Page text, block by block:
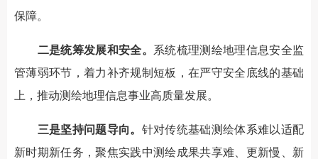
保障。
二是统筹发展和安全。 系统梳理测绘地理信息安全监
管薄弱环节，着力补齐规制短板，在严守安全底线的基础
上，推动测绘地理信息事业高质量发展。
三是坚持问题导向。 针对传统基础测绘体系难以适配
新时期新任务，聚焦实践中测绘成果共享难、更新慢、新